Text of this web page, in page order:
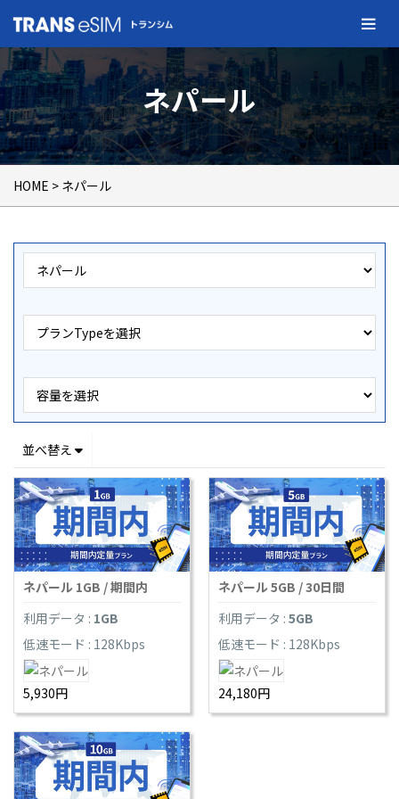
ネパール
HOME > ネパール
並べ替え
ネパール 1GB / 期間内
利用データ : 1GB
低速モード : 128Kbps
5,930円
ネパール 5GB / 30日間
利用データ : 5GB
低速モード : 128Kbps
24,180円